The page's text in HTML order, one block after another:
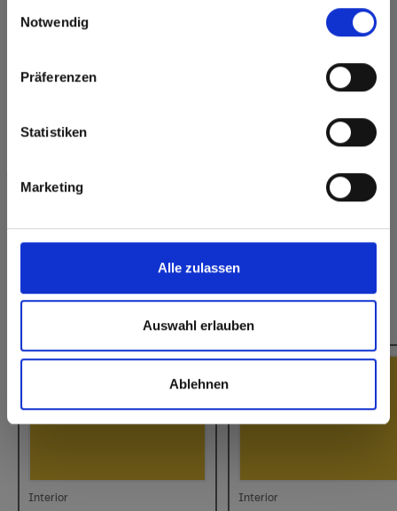
Notwendig
Präferenzen
Statistiken
Marketing
Alle zulassen
Auswahl erlauben
Ablehnen
rest of the world!
Splitterfrei schneiden,
Das könnte Sie auch interessieren
Interior Interior